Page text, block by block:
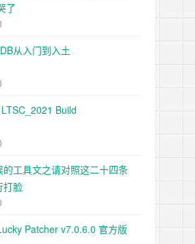
了
从入门到入土
Build
的工具文之请对照这二十四条
打脸
Patcher v7.0.6.0 官方版